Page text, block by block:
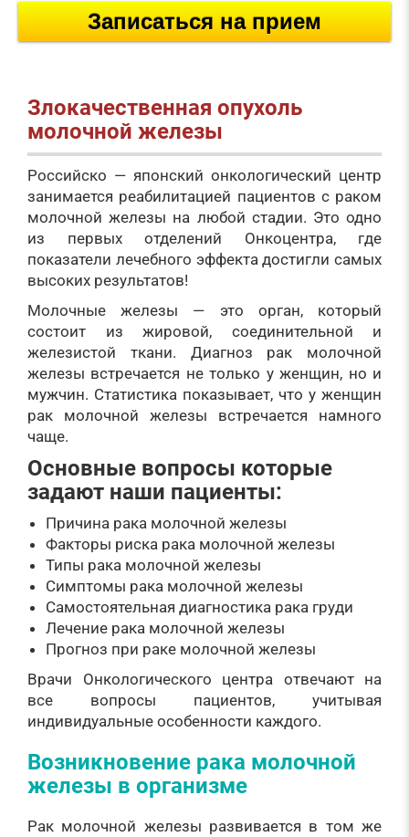
Записаться на прием
Злокачественная опухоль
молочной железы
Российско — японский онкологический центр
занимается реабилитацией пациентов с раком
молочной железы на любой стадии. Это одно
из первых отделений Онкоцентра, где
показатели лечебного эффекта достигли самых
высоких результатов!
Молочные железы — это орган, который
состоит из жировой, соединительной и
железистой ткани. Диагноз рак молочной
железы встречается не только у женщин, но и
мужчин. Статистика показывает, что у женщин
рак молочной железы встречается намного
чаще.
Основные вопросы которые
задают наши пациенты:
Причина рака молочной железы
Факторы риска рака молочной железы
Типы рака молочной железы
Симптомы рака молочной железы
Самостоятельная диагностика рака груди
Лечение рака молочной железы
Прогноз при раке молочной железы
Врачи Онкологического центра отвечают на
все вопросы пациентов, учитывая
индивидуальные особенности каждого.
Возникновение рака молочной
железы в организме
Рак молочной железы развивается в том же